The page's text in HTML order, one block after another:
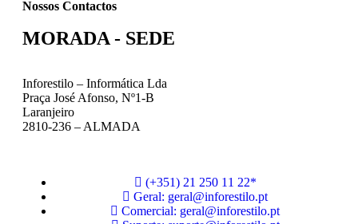
Nossos Contactos
MORADA - SEDE
Inforestilo – Informática Lda
Praça José Afonso, Nº1-B
Laranjeiro
2810-236 – ALMADA
(+351) 21 250 11 22*
Geral: geral@inforestilo.pt
Comercial: geral@inforestilo.pt